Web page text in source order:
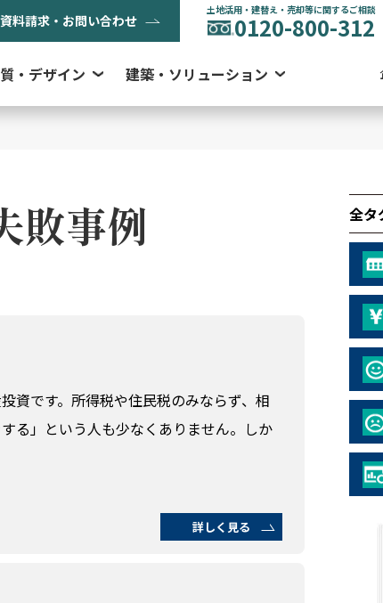
資料請求・お問い合わせ
土地活用・建替え・売却等に関するご相談
0120-800-312
・デザイン 建築・ソリューション
敗事例
資です。所得税や住民税のみならず、相
る」という人も少なくありません。しか
詳しく見る
全タ